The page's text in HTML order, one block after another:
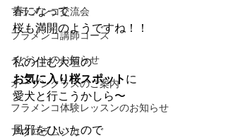
フラメンコ交流会
フラメンコ講師コース
イベントのお知らせ
オープンクラスのご案内
フラメンコ体験レッスンのお知らせ
アウロラムジカ
春になって
桜も満開のようですね！！
私の住む大垣の
お気に入り桜スポット に
愛犬と行こうかしら〜
風邪をひいたので